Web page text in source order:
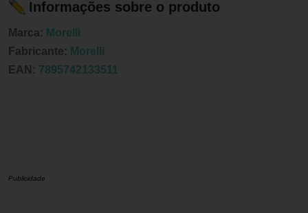
Informações sobre o produto
Marca: Morelli
Fabricante: Morelli
EAN: 7895742133511
Publicidade